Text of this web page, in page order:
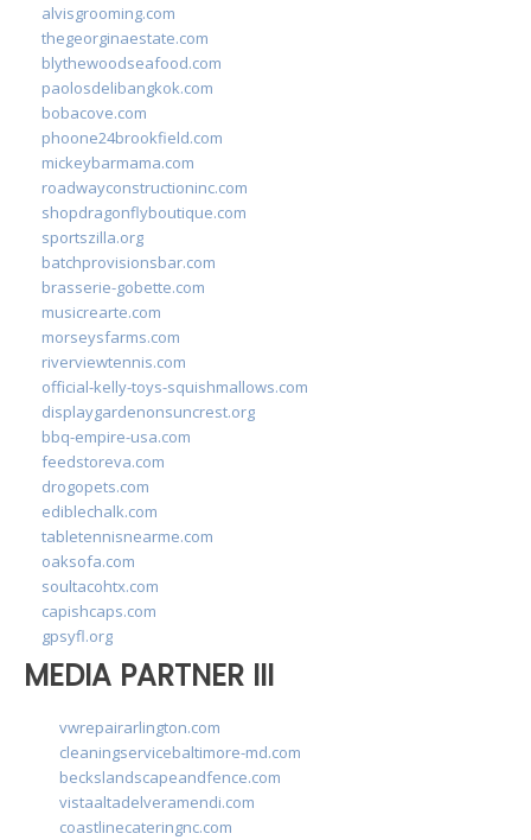
alvisgrooming.com
thegeorginaestate.com
blythewoodseafood.com
paolosdelibangkok.com
bobacove.com
phoone24brookfield.com
mickeybarmama.com
roadwayconstructioninc.com
shopdragonflyboutique.com
sportszilla.org
batchprovisionsbar.com
brasserie-gobette.com
musicrearte.com
morseysfarms.com
riverviewtennis.com
official-kelly-toys-squishmallows.com
displaygardenonsuncrest.org
bbq-empire-usa.com
feedstoreva.com
drogopets.com
ediblechalk.com
tabletennisnearme.com
oaksofa.com
soultacohtx.com
capishcaps.com
gpsyfl.org
MEDIA PARTNER III
vwrepairarlington.com
cleaningservicebaltimore-md.com
beckslandscapeandfence.com
vistaaltadelveramendi.com
coastlinecateringnc.com